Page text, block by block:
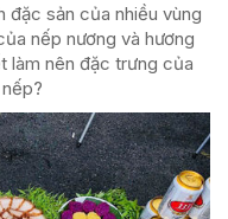
đặc sản của nhiều vùng
nếp nương và hương
làm nên đặc trưng của